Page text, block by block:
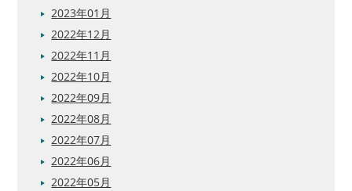
2023年01月
2022年12月
2022年11月
2022年10月
2022年09月
2022年08月
2022年07月
2022年06月
2022年05月